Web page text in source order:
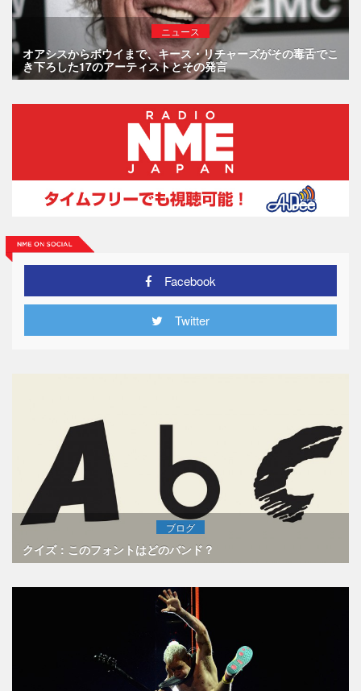
ニュース
オアシスからボウイまで、キース・リチャーズがその毒舌でこ
き下ろした17のアーティストとその発言
Facebook
Twitter
ブログ
クイズ：このフォントはどのバンド？